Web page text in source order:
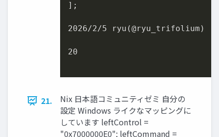
];
2026/2/5 ryu(@ryu_trifolium)
20
21.
Nix 日本語コミュニティゼミ 自分の
設定 Windows ライクなマッピングに
しています leftControl =
"0x7000000E0"; leftCommand =